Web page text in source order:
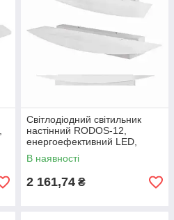
Світлодіодний світильник
настінний RODOS-12,
енергоефективний LED,
колірна температура 4000K
В наявності
2 161,74 ₴